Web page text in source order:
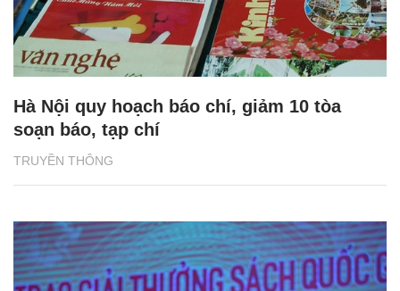
TRUYỀN THÔNG
Hà Nội quy hoạch báo chí, giảm 10 tòa
soạn báo, tạp chí